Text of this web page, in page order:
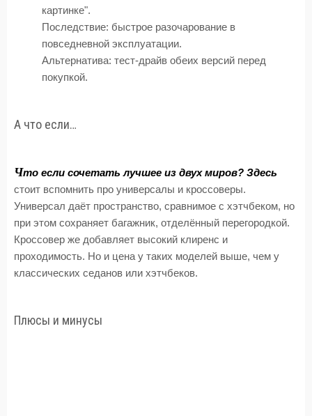
картинке".
Последствие: быстрое разочарование в
повседневной эксплуатации.
Альтернатива: тест-драйв обеих версий перед
покупкой.
А что если…
Что если сочетать лучшее из двух миров? Здесь
стоит вспомнить про универсалы и кроссоверы.
Универсал даёт пространство, сравнимое с хэтчбеком, но
при этом сохраняет багажник, отделённый перегородкой.
Кроссовер же добавляет высокий клиренс и
проходимость. Но и цена у таких моделей выше, чем у
классических седанов или хэтчбеков.
Плюсы и минусы